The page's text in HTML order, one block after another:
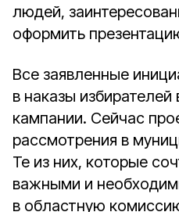
людей,
оформить
Все заявленные
в наказы
кампании. Сейчас
рассмотрения в
Те из них, которые
важными и
в областную